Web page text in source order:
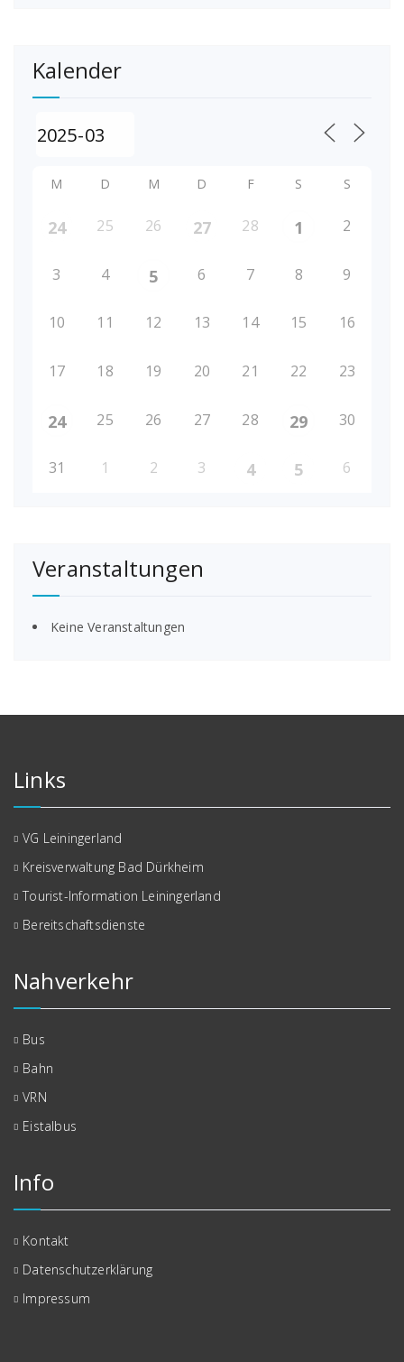
Kalender
M D M D F S S
24 25 26 27 28 1 2
3 4 5 6 7 8 9
10 11 12 13 14 15 16
17 18 19 20 21 22 23
24 25 26 27 28 29 30
31 1 2 3 4 5 6
Veranstaltungen
Keine Veranstaltungen
Links
VG Leiningerland
Kreisverwaltung Bad Dürkheim
Tourist-Information Leiningerland
Bereitschaftsdienste
Nahverkehr
Bus
Bahn
VRN
Eistalbus
Info
Kontakt
Datenschutzerklärung
Impressum